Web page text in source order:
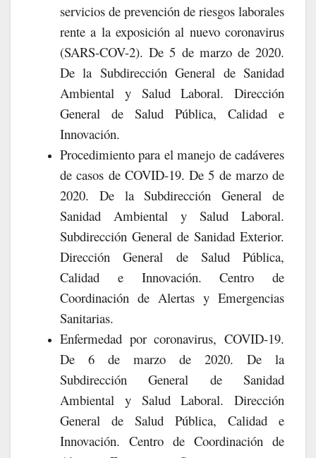
servicios de prevención de riesgos laborales
rente a la exposición al nuevo coronavirus
(SARS-COV-2). De 5 de marzo de 2020.
De la Subdirección General de Sanidad
Ambiental y Salud Laboral. Dirección
General de Salud Pública, Calidad e
Innovación.
Procedimiento para el manejo de cadáveres
de casos de COVID-19. De 5 de marzo de
2020. De la Subdirección General de
Sanidad Ambiental y Salud Laboral.
Subdirección General de Sanidad Exterior.
Dirección General de Salud Pública,
Calidad e Innovación. Centro de
Coordinación de Alertas y Emergencias
Sanitarias.
Enfermedad por coronavirus, COVID-19.
De 6 de marzo de 2020. De la
Subdirección General de Sanidad
Ambiental y Salud Laboral. Dirección
General de Salud Pública, Calidad e
Innovación. Centro de Coordinación de